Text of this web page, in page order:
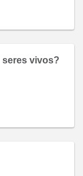
seres vivos?